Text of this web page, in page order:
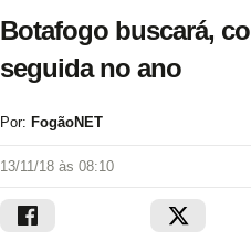
Botafogo buscará,
seguida no ano
Por: FogãoNET
13/11/18 às 08:10